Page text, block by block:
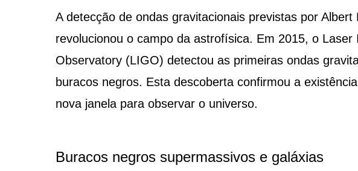
A detecção de ondas gravitacionais previstas por Albert
revolucionou o campo da astrofísica. Em 2015, o
Observatory (LIGO) detectou as primeiras ondas
buracos negros. Esta descoberta confirmou a
nova janela para observar o universo.
Buracos negros supermassivos e galáxias